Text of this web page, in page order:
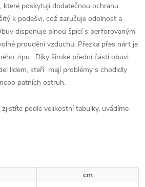
které poskytují dodatečnou ochranu
k podešvi, což zaručuje odolnost a
disponuje plnou špicí s perforovaným
proudění vzduchu. Přezka přes nárt je
zipu. Díky široké přední části obuvi
lidem, kteří mají problémy s chodidly
patních ostruh.
podle velikostní tabulky, uvádíme
cm